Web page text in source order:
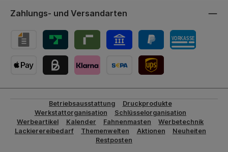
Zahlungs- und Versandarten
Betriebsausstattung
Druckprodukte
Werkstattorganisation
Schlüsselorganisation
Werbeartikel
Kalender Fahnenmasten
Werbetechnik
Lackierereibedarf
Themenwelten Aktionen
Neuheiten
Restposten